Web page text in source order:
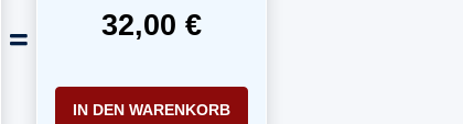
32,00 €
IN DEN WARENKORB